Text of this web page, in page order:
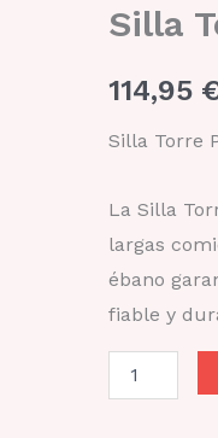
Silla
114,95
Silla Torre
La Silla
largas
ébano
fiable y
cuero
cantidad